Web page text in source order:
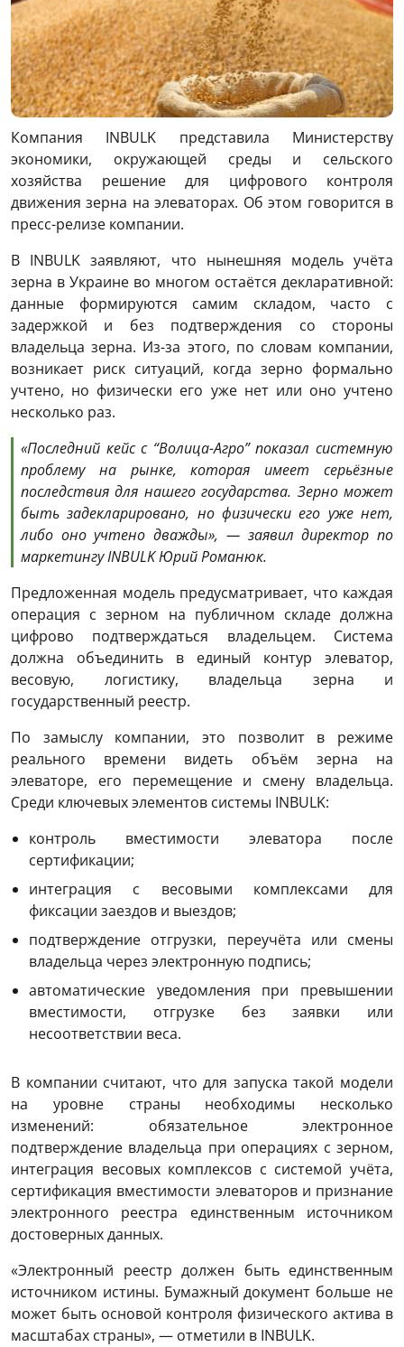
Компания INBULK представила Министерству
экономики, окружающей среды и сельского
хозяйства решение для цифрового контроля
движения зерна на элеваторах. Об этом говорится в
пресс-релизе компании.
В INBULK заявляют, что нынешняя модель учёта
зерна в Украине во многом остаётся декларативной:
данные формируются самим складом, часто с
задержкой и без подтверждения со стороны
владельца зерна. Из-за этого, по словам компании,
возникает риск ситуаций, когда зерно формально
учтено, но физически его уже нет или оно учтено
несколько раз.
«Последний кейс с “Волица-Агро” показал системную
проблему на рынке, которая имеет серьёзные
последствия для нашего государства. Зерно может
быть задекларировано, но физически его уже нет,
либо оно учтено дважды», — заявил директор по
маркетингу INBULK Юрий Романюк.
Предложенная модель предусматривает, что каждая
операция с зерном на публичном складе должна
цифрово подтверждаться владельцем. Система
должна объединить в единый контур элеватор,
весовую, логистику, владельца зерна и
государственный реестр.
По замыслу компании, это позволит в режиме
реального времени видеть объём зерна на
элеваторе, его перемещение и смену владельца.
Среди ключевых элементов системы INBULK:
контроль вместимости элеватора после
сертификации;
интеграция с весовыми комплексами для
фиксации заездов и выездов;
подтверждение отгрузки, переучёта или смены
владельца через электронную подпись;
автоматические уведомления при превышении
вместимости, отгрузке без заявки или
несоответствии веса.
В компании считают, что для запуска такой модели
на уровне страны необходимы несколько
изменений: обязательное электронное
подтверждение владельца при операциях с зерном,
интеграция весовых комплексов с системой учёта,
сертификация вместимости элеваторов и признание
электронного реестра единственным источником
достоверных данных.
«Электронный реестр должен быть единственным
источником истины. Бумажный документ больше не
может быть основой контроля физического актива в
масштабах страны», — отметили в INBULK.